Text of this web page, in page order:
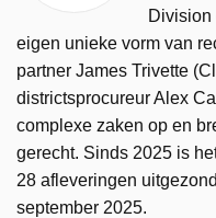
Division
eigen unieke vorm van
partner James Trivette
districtsprocureur Alex
complexe zaken op en
gerecht. Sinds 2025 is
28 afleveringen
september 2025.